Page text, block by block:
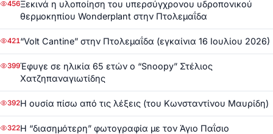
456Ξεκινά η υλοποίηση του υπερσύγχρονου υδροπονικού
θερμοκηπίου Wonderplant στην Πτολεμαΐδα
421“Volt Cantine” στην Πτολεμαΐδα (εγκαίνια 16 Ιουλίου 2026)
399Έφυγε σε ηλικία 65 ετών ο “Snoopy” Στέλιος
Χατζηπαναγιωτίδης
392Η ουσία πίσω από τις λέξεις (του Κωνσταντίνου Μαυρίδη)
322Η “διασημότερη” φωτογραφία με τον Άγιο Παΐσιο